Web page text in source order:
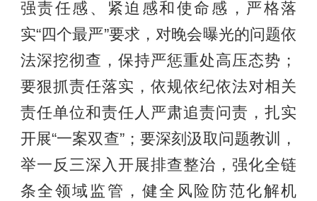
强责任感、紧迫感和使命感，严格落
实“四个最严”要求，对晚会曝光的问题依
法深挖彻查，保持严惩重处高压态势；
要狠抓责任落实，依规依纪依法对相关
责任单位和责任人严肃追责问责，扎实
开展“一案双查”；要深刻汲取问题教训，
举一反三深入开展排查整治，强化全链
条全领域监管，健全风险防范化解机